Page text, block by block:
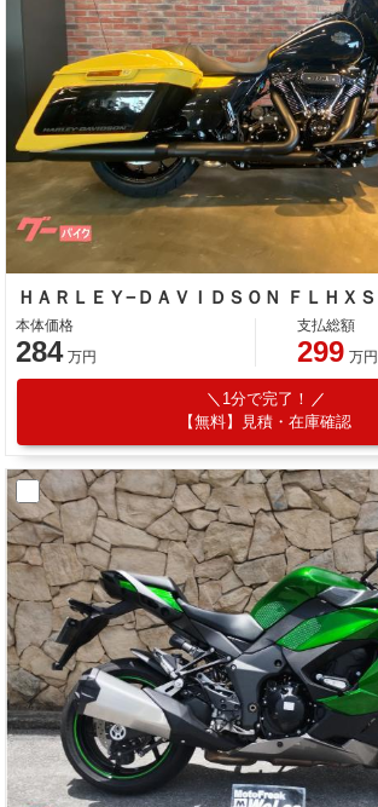
本体価格
284 万円
支払総額
299 万円
1分で完了！
【無料】見積・在庫確認